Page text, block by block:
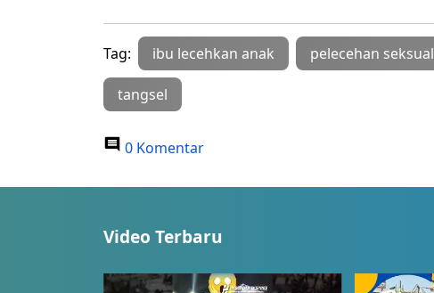
Tag: ibu lecehkan anak pelecehan seksual
tangsel
0 Komentar
Video Terbaru